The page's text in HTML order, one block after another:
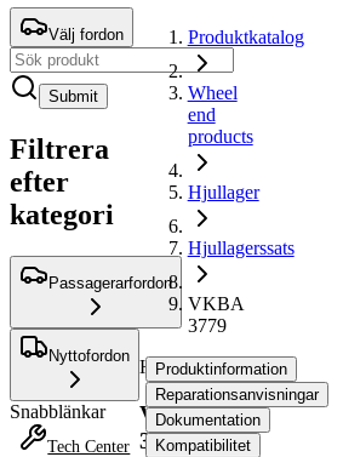
Välj fordon
Submit
Filtrera
efter
kategori
Passagerarfordon
Nyttofordon
Snabblänkar
Tech Center
Produktkatalog
Wheel
end
products
Hjullager
Hjullagerssats
VKBA
3779
Hjullagerssats
VKBA
3779
Produktinformation
Reparationsanvisningar
Dokumentation
Kompatibilitet